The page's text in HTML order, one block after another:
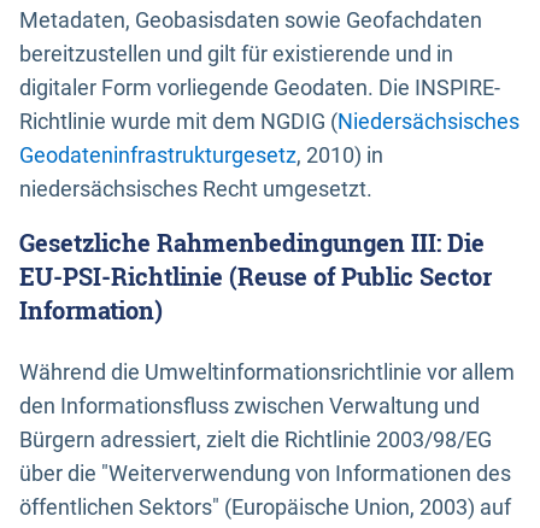
Metadaten, Geobasisdaten sowie Geofachdaten
bereitzustellen und gilt für existierende und in
digitaler Form vorliegende Geodaten. Die INSPIRE-
Richtlinie wurde mit dem NGDIG (Niedersächsisches
Geodateninfrastrukturgesetz, 2010) in
niedersächsisches Recht umgesetzt.
Gesetzliche Rahmenbedingungen III: Die
EU-PSI-Richtlinie (Reuse of Public Sector
Information)
Während die Umweltinformationsrichtlinie vor allem
den Informationsfluss zwischen Verwaltung und
Bürgern adressiert, zielt die Richtlinie 2003/98/EG
über die "Weiterverwendung von Informationen des
öffentlichen Sektors" (Europäische Union, 2003) auf